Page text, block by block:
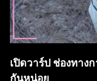
เปิดวาร์ป ช่องทา